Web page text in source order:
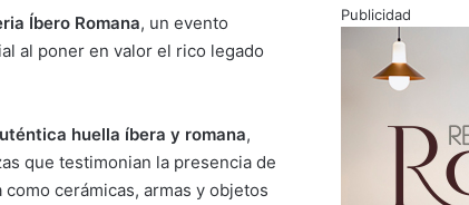
Íbero Romana, un evento
al poner en valor el rico legado
huella íbera y romana,
que testimonian la presencia de
cerámicas, armas y objetos
Publicidad